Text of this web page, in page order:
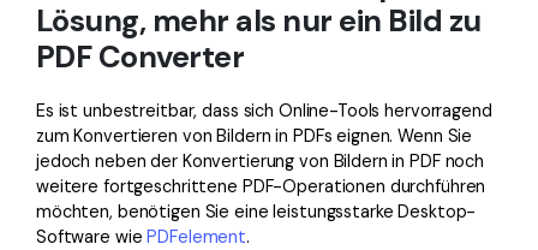
Lösung, mehr als nur ein Bild zu
PDF Converter
Es ist unbestreitbar, dass sich Online-Tools hervorragend
zum Konvertieren von Bildern in PDFs eignen. Wenn Sie
jedoch neben der Konvertierung von Bildern in PDF noch
weitere fortgeschrittene PDF-Operationen durchführen
möchten, benötigen Sie eine leistungsstarke Desktop-
Software wiePDFelement.